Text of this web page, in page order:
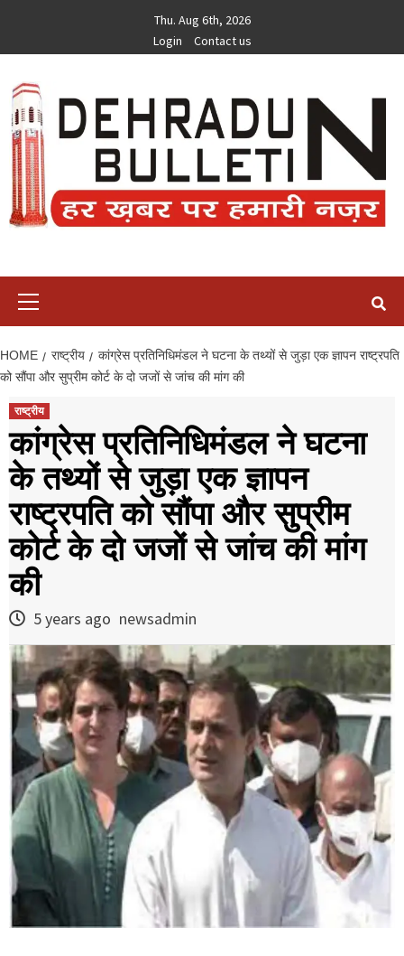
content
Thu. Aug 6th, 2026
Login
Contact us
HOME राष्ट्रीय
कांग्रेस प्रतिनिधिमंडल ने घटना के तथ्यों से जुड़ा एक ज्ञापन राष्ट्रपति
को सौंपा और सुप्रीम कोर्ट के दो जजों से जांच की मांग की
राष्ट्रीय
कांग्रेस प्रतिनिधिमंडल ने घटना
के तथ्यों से जुड़ा एक ज्ञापन
राष्ट्रपति को सौंपा और सुप्रीम
कोर्ट के दो जजों से जांच की मांग
की
5 years ago newsadmin